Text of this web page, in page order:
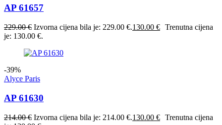
AP 61657
229.00€ Izvorna cijena bila je: 229.00 €.130.00 € Trenutna cijena
je: 130.00 €.
-39%
Alyce Paris
AP 61630
214.00€ Izvorna cijena bila je: 214.00 €.130.00 € Trenutna cijena